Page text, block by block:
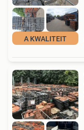
A KWALITEIT